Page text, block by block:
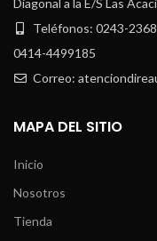
Diagonal a la E/S Las
Teléfonos: 0243-
0414-4499185
Correo:
MAPA DEL SITIO
Inicio
Nosotros
Tienda